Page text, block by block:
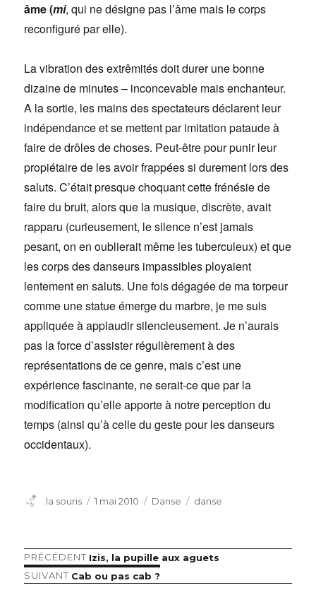
âme (mi, qui ne désigne pas l’âme mais le corps
reconfiguré par elle).
La vibration des extrêmités doit durer une bonne
dizaine de minutes – inconcevable mais enchanteur.
A la sortie, les mains des spectateurs déclarent leur
indépendance et se mettent par imitation pataude à
faire de drôles de choses. Peut-être pour punir leur
propiétaire de les avoir frappées si durement lors des
saluts. C’était presque choquant cette frénésie de
faire du bruit, alors que la musique, discrète, avait
rapparu (curieusement, le silence n’est jamais
pesant, on en oublierait même les tuberculeux) et que
les corps des danseurs impassibles ployaient
lentement en saluts. Une fois dégagée de ma torpeur
comme une statue émerge du marbre, je me suis
appliquée à applaudir silencieusement. Je n’aurais
pas la force d’assister régulièrement à des
représentations de ce genre, mais c’est une
expérience fascinante, ne serait-ce que par la
modification qu’elle apporte à notre perception du
temps (ainsi qu’à celle du geste pour les danseurs
occidentaux).
Auteur
la souris
Publié
1 mai 2010 Catégories
Danse Étiquettes
danse
Navigation
PRÉCÉDENT Article
précédent :
Izis, la pupille aux aguets
SUIVANT Article
Cab ou pas cab ?